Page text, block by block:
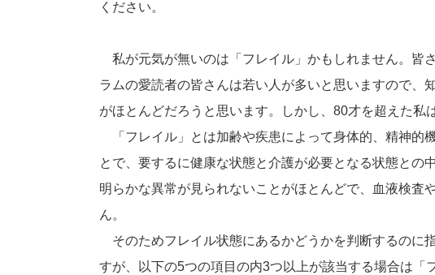
ください。
私が元気が無いのは「フレイル」かもしれません。皆
ラムの愛読者の皆さんは若い人が多いと思いますので、
がほとんどだろうと思います。しかし、80才を超えた私
「フレイル」とは加齢や疾患によって身体的、精神的
とで、要するに健康な状態と介護が必要となる状態との
明らかな異常が見られないことがほとんどで、血液検査
ん。
そのためフレイル状態にあるかどうかを判断するのに
すが、以下の5つの項目の内3つ以上が該当する場合は